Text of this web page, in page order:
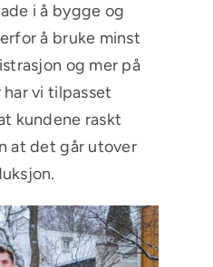
i å bygge og
å bruke minst
og mer på
vi tilpasset
kundene raskt
at det går utover